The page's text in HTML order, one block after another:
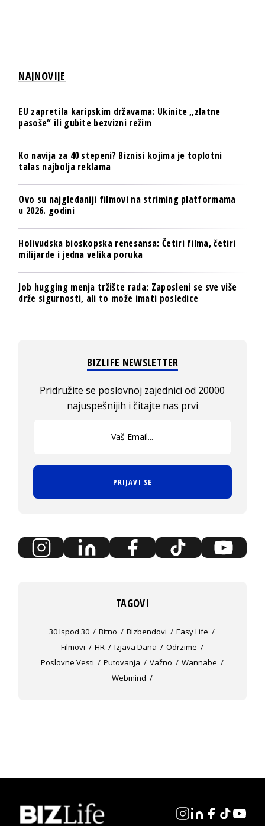
NAJNOVIJE
EU zapretila karipskim državama: Ukinite „zlatne
pasoše“ ili gubite bezvizni režim
Ko navija za 40 stepeni? Biznisi kojima je toplotni
talas najbolja reklama
Ovo su najgledaniji filmovi na striming platformama
u 2026. godini
Holivudska bioskopska renesansa: Četiri filma, četiri
milijarde i jedna velika poruka
Job hugging menja tržište rada: Zaposleni se sve više
drže sigurnosti, ali to može imati posledice
BIZLIFE NEWSLETTER
Pridružite se poslovnoj zajednici od 20000
najuspešnijih i čitajte nas prvi
PRIJAVI SE
TAGOVI
30 Ispod 30 Bitno Bizbendovi
Easy Life
Filmovi
HR Izjava Dana
Odrzime
Poslovne Vesti
Putovanja Važno
Wannabe
Webmind